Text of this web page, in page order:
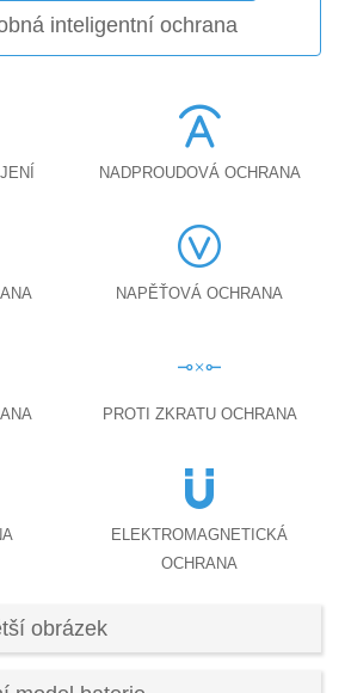
inteligentní ochrana
NADPROUDOVÁ OCHRANA
NAPĚŤOVÁ OCHRANA
PROTI ZKRATU OCHRANA
ELEKTROMAGNETICKÁ
OCHRANA
obrázek